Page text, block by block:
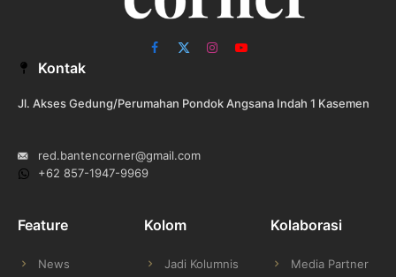
Facebook
X
InstagramYouTube
Kontak
Jl. Akses Gedung/Perumahan Pondok Angsana Indah 1 Kasemen
red.bantencorner@gmail.com
+62 857-1947-9969
Feature
News
Kolom
Jadi Kolumnis
Kolaborasi
Media Partner